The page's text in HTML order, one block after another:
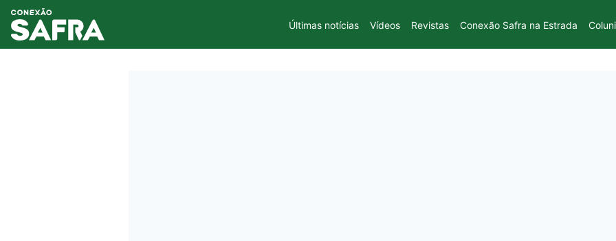
Últimas notícias Vídeos Revistas Conexão Safra na Estrada